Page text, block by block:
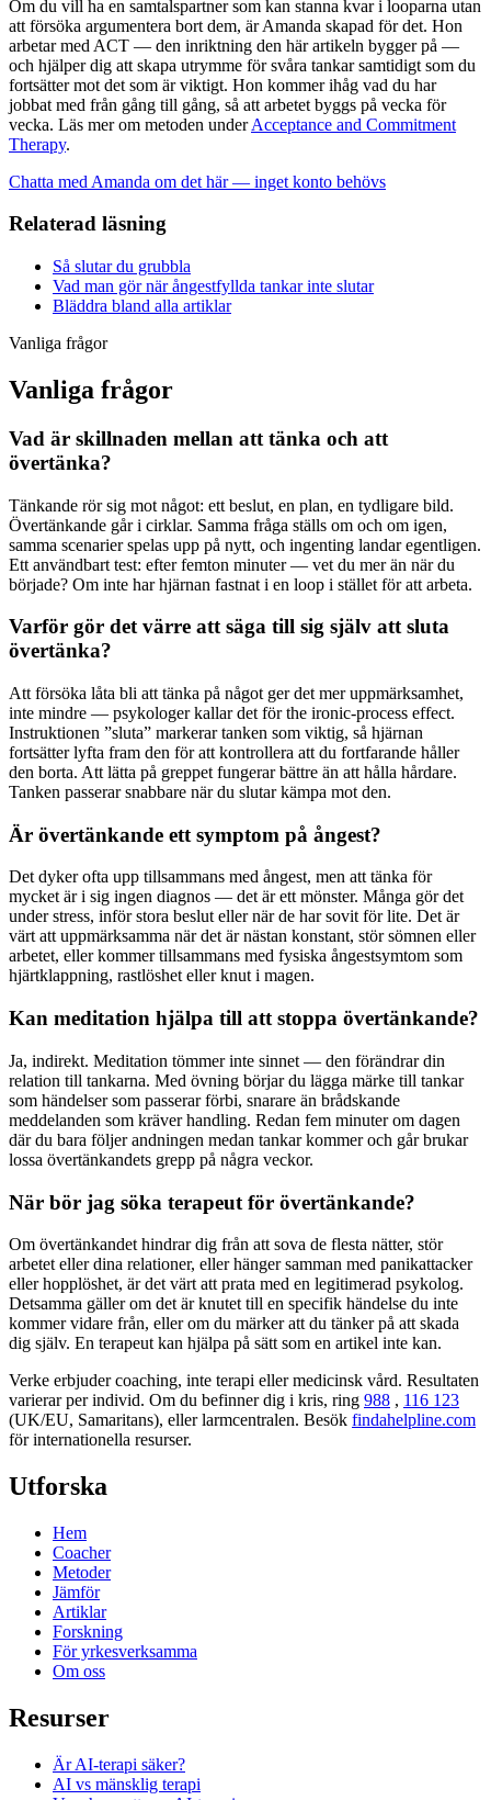
Om du vill ha en samtalspartner som kan stanna kvar i looparna utan
att försöka argumentera bort dem, är Amanda skapad för det. Hon
arbetar med ACT — den inriktning den här artikeln bygger på —
och hjälper dig att skapa utrymme för svåra tankar samtidigt som du
fortsätter mot det som är viktigt. Hon kommer ihåg vad du har
jobbat med från gång till gång, så att arbetet byggs på vecka för
vecka. Läs mer om metoden underAcceptance and Commitment
Therapy.
Chatta med Amanda om det här — inget konto behövs
Relaterad läsning
Så slutar du grubbla
Vad man gör när ångestfyllda tankar inte slutar
Bläddra bland alla artiklar
Vanliga frågor
Vanliga frågor
Vad är skillnaden mellan att tänka och att
övertänka?
Tänkande rör sig mot något: ett beslut, en plan, en tydligare bild.
Övertänkande går i cirklar. Samma fråga ställs om och om igen,
samma scenarier spelas upp på nytt, och ingenting landar egentligen.
Ett användbart test: efter femton minuter — vet du mer än när du
började? Om inte har hjärnan fastnat i en loop i stället för att arbeta.
Varför gör det värre att säga till sig själv att sluta
övertänka?
Att försöka låta bli att tänka på något ger det mer uppmärksamhet,
inte mindre — psykologer kallar det för the ironic-process effect.
Instruktionen ”sluta” markerar tanken som viktig, så hjärnan
fortsätter lyfta fram den för att kontrollera att du fortfarande håller
den borta. Att lätta på greppet fungerar bättre än att hålla hårdare.
Tanken passerar snabbare när du slutar kämpa mot den.
Är övertänkande ett symptom på ångest?
Det dyker ofta upp tillsammans med ångest, men att tänka för
mycket är i sig ingen diagnos — det är ett mönster. Många gör det
under stress, inför stora beslut eller när de har sovit för lite. Det är
värt att uppmärksamma när det är nästan konstant, stör sömnen eller
arbetet, eller kommer tillsammans med fysiska ångestsymtom som
hjärtklappning, rastlöshet eller knut i magen.
Kan meditation hjälpa till att stoppa övertänkande?
Ja, indirekt. Meditation tömmer inte sinnet — den förändrar din
relation till tankarna. Med övning börjar du lägga märke till tankar
som händelser som passerar förbi, snarare än brådskande
meddelanden som kräver handling. Redan fem minuter om dagen
där du bara följer andningen medan tankar kommer och går brukar
lossa övertänkandets grepp på några veckor.
När bör jag söka terapeut för övertänkande?
Om övertänkandet hindrar dig från att sova de flesta nätter, stör
arbetet eller dina relationer, eller hänger samman med panikattacker
eller hopplöshet, är det värt att prata med en legitimerad psykolog.
Detsamma gäller om det är knutet till en specifik händelse du inte
kommer vidare från, eller om du märker att du tänker på att skada
dig själv. En terapeut kan hjälpa på sätt som en artikel inte kan.
Verke erbjuder coaching, inte terapi eller medicinsk vård. Resultaten
varierar per individ. Om du befinner dig i kris, ring 988 , 116 123
(UK/EU, Samaritans), eller larmcentralen. Besök findahelpline.com
för internationella resurser.
Utforska
Hem
Coacher
Metoder
Jämför
Artiklar
Forskning
För yrkesverksamma
Om oss
Resurser
Är AI-terapi säker?
AI vs mänsklig terapi